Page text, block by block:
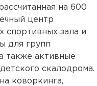
на 600
центр
спортивных зала и
для групп
также активные
скалодрома.
коворкинга,